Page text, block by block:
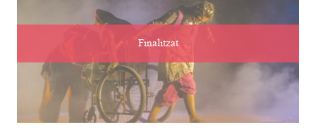
Finalitzat